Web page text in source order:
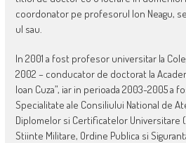
coordonator pe profesorul Ion Neagu,
ul sau.
In 2001 a fost profesor universitar la
2002 – conducator de doctorat la
Ioan Cuza”, iar in perioada 2003-2005 a
Specialitate ale Consiliului National de
Diplomelor si Certificatelor Universitare
Stiinte Militare, Ordine Publica si